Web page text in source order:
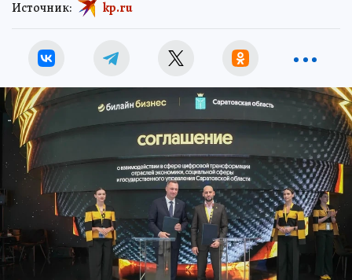
Источник: kp.ru